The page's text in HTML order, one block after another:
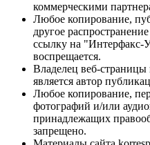
коммерческими
Любое копирование,
другое
ссылку на "Интерфакс-
воспрещается.
Владелец веб-страницы
является автор
Любое копирование,
фотографий и/или
принадлежащих
запрещено.